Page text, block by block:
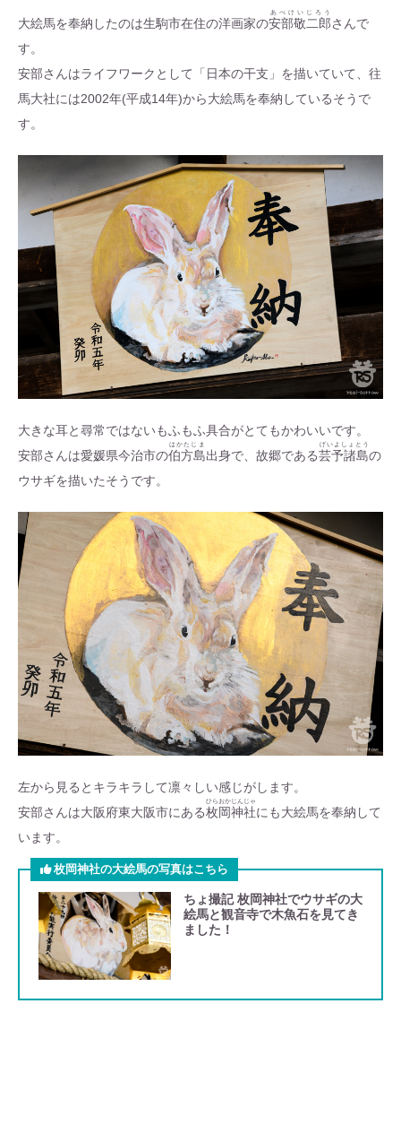
大絵馬を奉納したのは生駒市在住の洋画家の安部敬二郎
あべけいじろう
さんで
す。
安部さんはライフワークとして「日本の干支」を描いていて、往
馬大社には2002年(平成14年)から大絵馬を奉納しているそうで
す。
大きな耳と尋常ではないもふもふ具合がとてもかわいいです。
安部さんは愛媛県今治市の伯方島
はかたじま
出身で、故郷である芸予諸島
げいよしょとう
の
ウサギを描いたそうです。
左から見るとキラキラして凛々しい感じがします。
安部さんは大阪府東大阪市にある枚岡神社
ひらおかじんじゃ
にも大絵馬を奉納して
います。
枚岡神社の大絵馬の写真はこちら
ちょ撮記 枚岡神社でウサギの大
絵馬と観音寺で木魚石を見てき
ました！